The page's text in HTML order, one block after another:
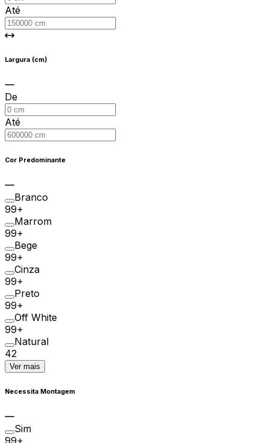
Até
Largura (cm)
De
Até
Cor Predominante
Branco
99+
Marrom
99+
Bege
99+
Cinza
99+
Preto
99+
Off White
99+
Natural
42
Ver mais
Necessita Montagem
Sim